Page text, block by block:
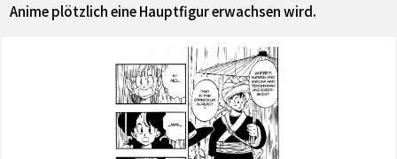
Anime plötzlich eine Hauptfigur erwachsen wird.